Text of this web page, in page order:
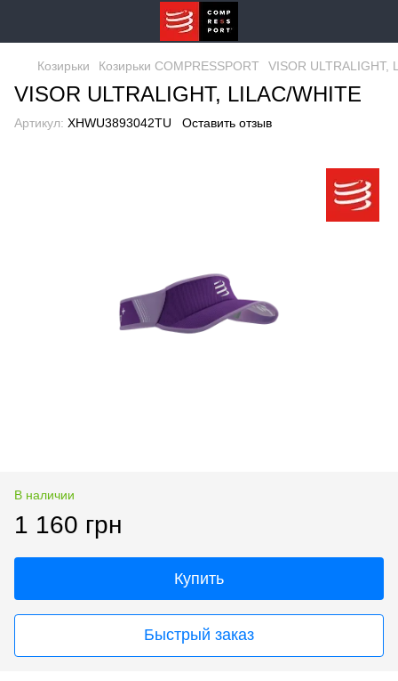
Козирьки Козирьки COMPRESSPORT VISOR ULTRALIGHT,
VISOR ULTRALIGHT, LILAC/WHITE
Артикул: XHWU3893042TU Оставить отзыв
В наличии
1 160 грн
Купить
Быстрый заказ